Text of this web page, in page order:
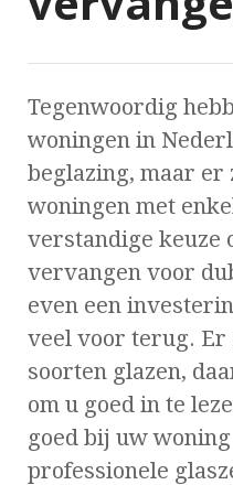
Tegenwoordig
woningen in
beglazing, maar er
woningen met
verstandige keuze
vervangen voor
even een
veel voor terug.
soorten glazen,
om u goed in te
goed bij uw
professionele